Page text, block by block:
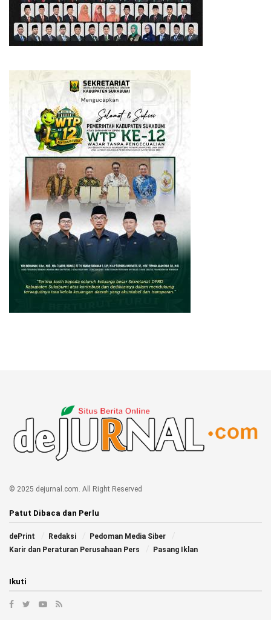
© 2025 dejurnal.com. All Right Reserved
Patut Dibaca dan Perlu
dePrint Redaksi
Pedoman Media Siber
Karir dan Peraturan Perusahaan Pers
Pasang Iklan
Ikuti